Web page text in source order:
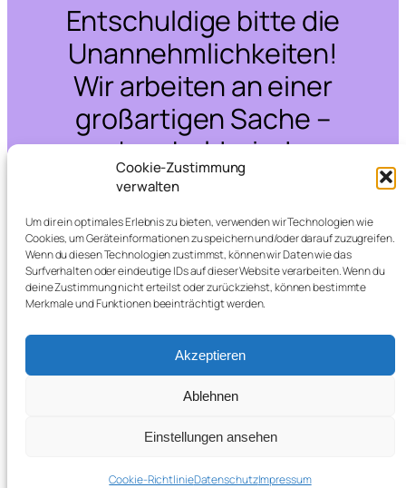
Cookie-Zustimmung
verwalten
Um dir ein optimales Erlebnis zu bieten, verwenden wir Technologien wie
Cookies, um Geräteinformationen zu speichern und/oder darauf zuzugreifen.
Wenn du diesen Technologien zustimmst, können wir Daten wie das
Surfverhalten oder eindeutige IDs auf dieser Website verarbeiten. Wenn du
deine Zustimmung nicht erteilst oder zurückziehst, können bestimmte
Merkmale und Funktionen beeinträchtigt werden.
Akzeptieren
Ablehnen
Einstellungen ansehen
Cookie-RichtlinieDatenschutzImpressum
Entschuldige bitte die
Unannehmlichkeiten!
Wir arbeiten an einer
großartigen Sache –
schau bald wieder
vorbei!